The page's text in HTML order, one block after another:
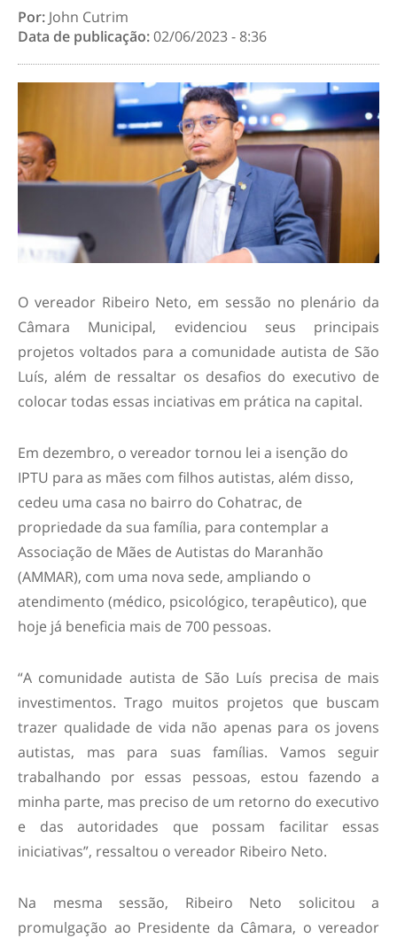
Por: John Cutrim
Data de publicação:02/06/2023 - 8:36
O vereador Ribeiro Neto, em sessão no plenário da
Câmara Municipal, evidenciou seus principais
projetos voltados para a comunidade autista de São
Luís, além de ressaltar os desafios do executivo de
colocar todas essas inciativas em prática na capital.
Em dezembro, o vereador tornou lei a isenção do
IPTU para as mães com filhos autistas, além disso,
cedeu uma casa no bairro do Cohatrac, de
propriedade da sua família, para contemplar a
Associação de Mães de Autistas do Maranhão
(AMMAR), com uma nova sede, ampliando o
atendimento (médico, psicológico, terapêutico), que
hoje já beneficia mais de 700 pessoas.
“A comunidade autista de São Luís precisa de mais
investimentos. Trago muitos projetos que buscam
trazer qualidade de vida não apenas para os jovens
autistas, mas para suas famílias. Vamos seguir
trabalhando por essas pessoas, estou fazendo a
minha parte, mas preciso de um retorno do executivo
e das autoridades que possam facilitar essas
iniciativas”, ressaltou o vereador Ribeiro Neto.
Na mesma sessão, Ribeiro Neto solicitou a
promulgação ao Presidente da Câmara, o vereador